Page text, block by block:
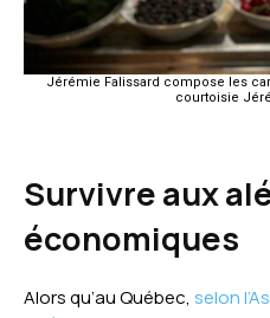
Jérémie Falissard compose les
courtoisie
Survivre aux
économiques
Alors qu’au Québec, selon